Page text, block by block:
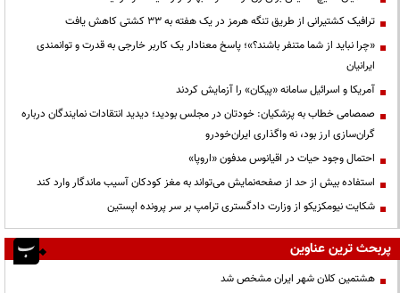
ترافیک کشتیرانی از طریق تنگه هرمز در یک هفته به ۳۳ کشتی کاهش یافت
«چرا نباید از شما متنفر باشند؟»؛ پاسخ معنادار یک کاربر خارجی به قدرت و توانمندی
ایرانیان
آمریکا و اسرائیل سامانه «پیکان» را آزمایش کردند
صمصامی خطاب به پزشکیان: خودتان در مجلس بودید؛ دیدید انتقادات نمایندگان درباره
گران‌سازی ارز بود، نه واگذاری ایران‌خودرو
احتمال وجود حیات در اقیانوس مدفون «اروپا»
استفاده بیش از حد از صفحه‌نمایش می‌تواند به مغز کودکان آسیب ماندگار وارد کند
شکایت نیومکزیکو از وزارت دادگستری ترامپ بر سر پرونده اپستین
پربحث ترین عناوین
هشتمین کلان شهر ایران مشخص شد